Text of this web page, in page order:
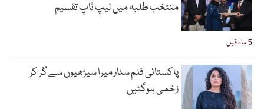
5 ماہ قبل
منتخب طلبہ میں لیپ ٹاپ تقسیم
پاکستانی فلم سٹار میرا سیڑھیوں سے گر کر
زخمی ہوگئیں